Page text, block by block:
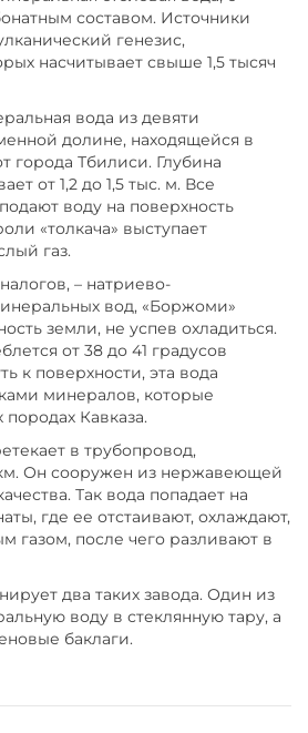
составом. Источники
генезис,
насчитывает свыше 1,5 тысяч
вода из девяти
долине, находящейся в
города Тбилиси. Глубина
от 1,2 до 1,5 тыс. м. Все
воду на поверхность
«толкача» выступает
газ.
– натриево-
вод, «Боржоми»
земли, не успев охладиться.
от 38 до 41 градусов
к поверхности, эта вода
минералов, которые
Кавказа.
в трубопровод,
Он сооружен из нержавеющей
Так вода попадает на
где ее отстаивают, охлаждают,
газом, после чего разливают в
два таких завода. Один из
воду в стеклянную тару, а
баклаги.